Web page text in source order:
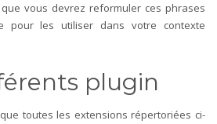
vous devrez reformuler ces phrases
pour les utiliser dans votre contexte
plugin
toutes les extensions répertoriées ci-